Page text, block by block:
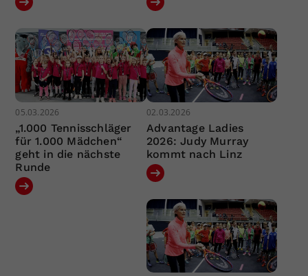
05.03.2026
„1.000 Tennisschläger
für 1.000 Mädchen“
geht in die nächste
Runde
02.03.2026
Advantage Ladies
2026: Judy Murray
kommt nach Linz